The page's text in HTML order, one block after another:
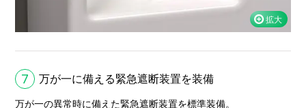
7 万が一に備える緊急遮断装置を装備
万が一の異常時に備えた緊急遮断装置を標準装備。